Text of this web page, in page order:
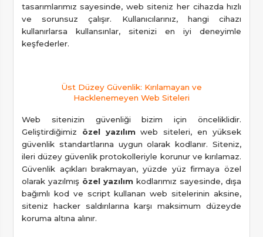
tasarımlarımız sayesinde, web siteniz her cihazda hızlı
ve sorunsuz çalışır. Kullanıcılarınız, hangi cihazı
kullanırlarsa kullansınlar, sitenizi en iyi deneyimle
keşfederler.
Üst Düzey Güvenlik: Kırılamayan ve
Hacklenemeyen Web Siteleri
Web sitenizin güvenliği bizim için önceliklidir.
Geliştirdiğimiz özel yazılımweb siteleri, en yüksek
güvenlik standartlarına uygun olarak kodlanır. Siteniz,
ileri düzey güvenlik protokolleriyle korunur ve kırılamaz.
Güvenlik açıkları bırakmayan, yüzde yüz firmaya özel
olarak yazılmış özel yazılım kodlarımız sayesinde, dışa
bağımlı kod ve script kullanan web sitelerinin aksine,
siteniz hacker saldırılarına karşı maksimum düzeyde
koruma altına alınır.